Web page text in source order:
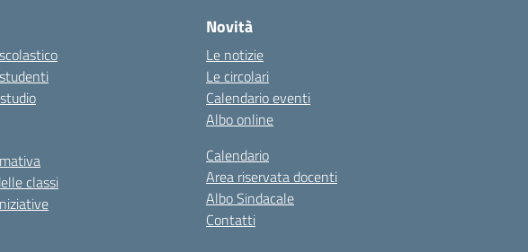
classi
Novità
Le notizie
Le circolari
Calendario eventi
Albo online
Calendario
Area riservata docenti
Albo Sindacale
Contatti